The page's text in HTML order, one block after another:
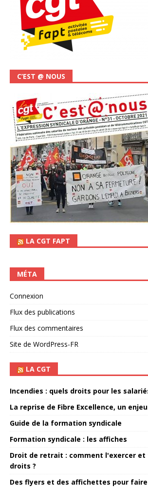
C’EST @ NOUS
LA CGT FAPT
MÉTA
Connexion
Flux des publications
Flux des commentaires
Site de WordPress-FR
LA CGT
Incendies : quels droits pour les
La reprise de Fibre Excellence, un
Guide de la formation syndicale
Formation syndicale : les affiches
Droit de retrait : comment l'exercer et
droits ?
Des flyers et des affichettes pour